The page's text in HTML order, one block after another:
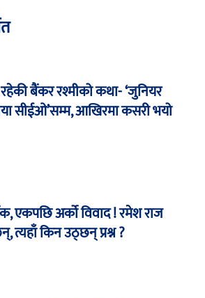
रहेकी बैंकर रश्मीको कथा- ‘जुनियर
सीईओ’सम्म, आखिरमा कसरी भयो
एकपछि अर्को विवाद ! रमेश राज
त्यहाँ किन उठ्छन् प्रश्न ?